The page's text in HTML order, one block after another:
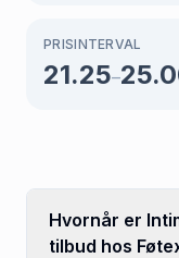
PRISINTERVAL
21.25–
Hvornår er
tilbud hos